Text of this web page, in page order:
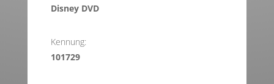
Disney DVD
Kennung:
101729